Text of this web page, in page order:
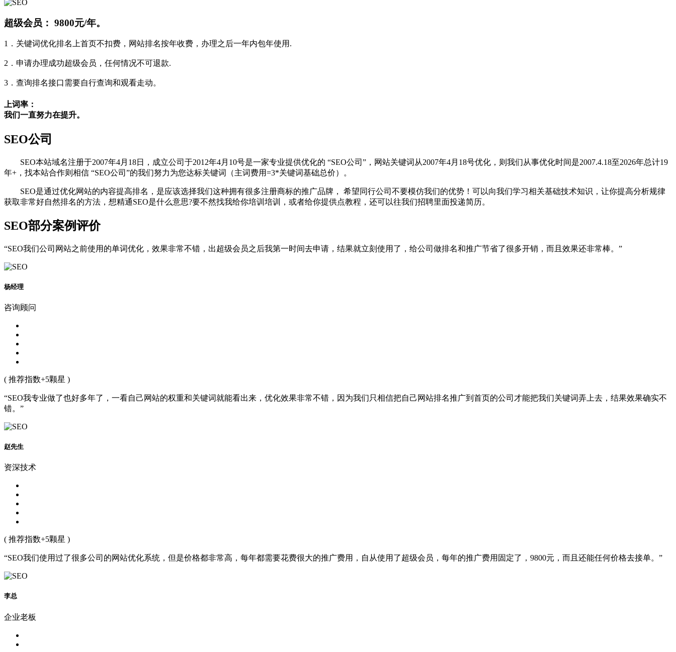
超级会员： 9800元/年。
1．关键词优化排名上首页不扣费，网站排名按年收费，办理之后一年内包年使用.
2．申请办理成功超级会员，任何情况不可退款.
3．查询排名接口需要自行查询和观看走动。
上词率：
我们一直努力在提升。
SEO公司
SEO本站域名注册于2007年4月18日，成立公司于2012年4月10号是一家专业提供优化的 “SEO公司”，网站关键词从2007年4月18号优化，则我们从事优化时间是2007.4.18至2026年总计19
年+，找本站合作则相信 “SEO公司”的我们努力为您达标关键词（主词费用=3*关键词基础总价）。
SEO是通过优化网站的内容提高排名，是应该选择我们这种拥有很多注册商标的推广品牌， 希望同行公司不要模仿我们的优势！可以向我们学习相关基础技术知识，让你提高分析规律
获取非常好自然排名的方法，想精通SEO是什么意思?要不然找我给你培训培训，或者给你提供点教程，还可以往我们招聘里面投递简历。
SEO部分案例评价
“SEO我们公司网站之前使用的单词优化，效果非常不错，出超级会员之后我第一时间去申请，结果就立刻使用了，给公司做排名和推广节省了很多开销，而且效果还非常棒。”
杨经理
咨询顾问
( 推荐指数+5颗星 )
“SEO我专业做了也好多年了，一看自己网站的权重和关键词就能看出来，优化效果非常不错，因为我们只相信把自己网站排名推广到首页的公司才能把我们关键词弄上去，结果效果确实不
错。”
赵先生
资深技术
( 推荐指数+5颗星 )
“SEO我们使用过了很多公司的网站优化系统，但是价格都非常高，每年都需要花费很大的推广费用，自从使用了超级会员，每年的推广费用固定了，9800元，而且还能任何价格去接单。”
李总
企业老板